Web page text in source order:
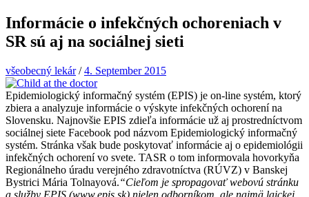
Informácie o infekčných ochoreniach v
SR sú aj na sociálnej sieti
všeobecný lekár/4. September 2015
Epidemiologický informačný systém (EPIS) je on-line systém, ktorý
zbiera a analyzuje informácie o výskyte infekčných ochorení na
Slovensku. Najnovšie EPIS zdieľa informácie už aj prostredníctvom
sociálnej siete Facebook pod názvom Epidemiologický informačný
systém. Stránka však bude poskytovať informácie aj o epidemiológii
infekčných ochorení vo svete. TASR o tom informovala hovorkyňa
Regionálneho úradu verejného zdravotníctva (RÚVZ) v Banskej
Bystrici Mária Tolnayová.“Cieľom je spropagovať webovú stránku
a služby EPIS (www.epis.sk) nielen odborníkom, ale najmä laickej